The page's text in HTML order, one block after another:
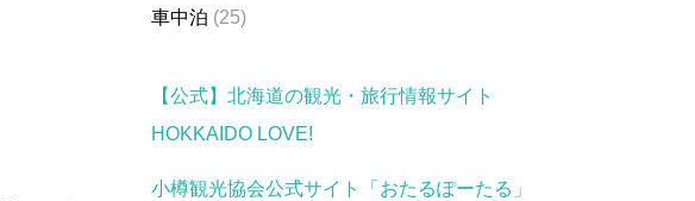
車中泊 (25)
【公式】北海道の観光・旅行情報サイト
HOKKAIDO LOVE!
小樽観光協会公式サイト「おたるぽーたる」